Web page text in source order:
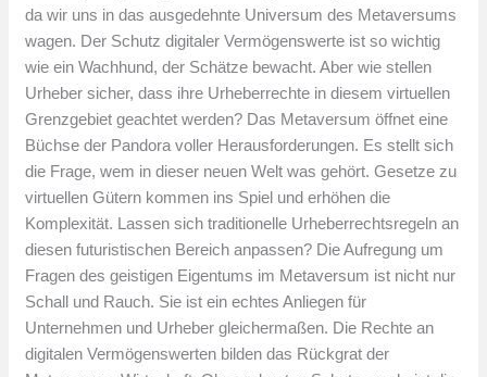
da wir uns in das ausgedehnte Universum des Metaversums
wagen. Der Schutz digitaler Vermögenswerte ist so wichtig
wie ein Wachhund, der Schätze bewacht. Aber wie stellen
Urheber sicher, dass ihre Urheberrechte in diesem virtuellen
Grenzgebiet geachtet werden? Das Metaversum öffnet eine
Büchse der Pandora voller Herausforderungen. Es stellt sich
die Frage, wem in dieser neuen Welt was gehört. Gesetze zu
virtuellen Gütern kommen ins Spiel und erhöhen die
Komplexität. Lassen sich traditionelle Urheberrechtsregeln an
diesen futuristischen Bereich anpassen? Die Aufregung um
Fragen des geistigen Eigentums im Metaversum ist nicht nur
Schall und Rauch. Sie ist ein echtes Anliegen für
Unternehmen und Urheber gleichermaßen. Die Rechte an
digitalen Vermögenswerten bilden das Rückgrat der